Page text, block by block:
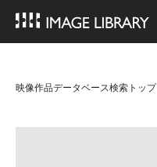
映像作品データベース検索トップ